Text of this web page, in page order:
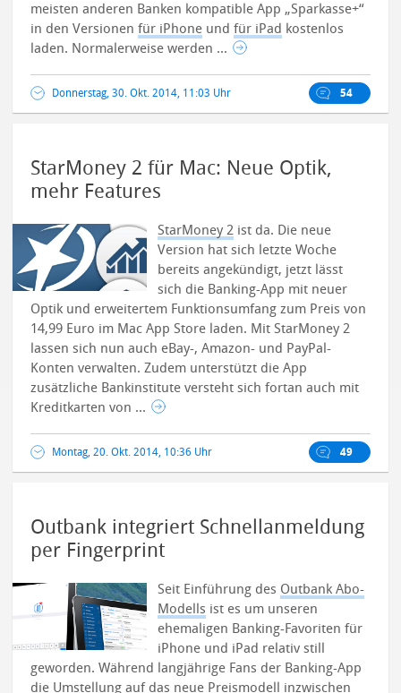
meisten anderen Banken kompatible App „Sparkasse+“
in den Versionenfür iPhone undfür iPad kostenlos
laden. Normalerweise werden ...
Donnerstag, 30. Okt. 2014, 11:03 Uhr 54
StarMoney 2 für Mac: Neue Optik,
mehr Features
StarMoney 2 ist da. Die neue
Version hat sich letzte Woche
bereits angekündigt, jetzt lässt
sich die Banking-App mit neuer
Optik und erweitertem Funktionsumfang zum Preis von
14,99 Euro im Mac App Store laden. Mit StarMoney 2
lassen sich nun auch eBay-, Amazon- und PayPal-
Konten verwalten. Zudem unterstützt die App
zusätzliche Bankinstitute versteht sich fortan auch mit
Kreditkarten von ...
Montag, 20. Okt. 2014, 10:36 Uhr 49
Outbank integriert Schnellanmeldung
per Fingerprint
Seit Einführung des Outbank Abo-
Modells ist es um unseren
ehemaligen Banking-Favoriten für
iPhone und iPad relativ still
geworden. Während langjährige Fans der Banking-App
die Umstellung auf das neue Preismodell inzwischen